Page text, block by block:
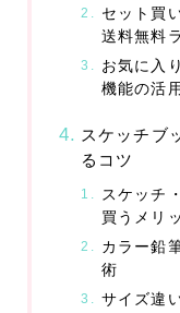
生鮮食品
スポーツ・趣味
スポーツ
車・バイク
セット買
送料無料
お気に入
機能の活
スケッチブ
るコツ
スケッチ
買うメリ
カラー鉛
術
サイズ違